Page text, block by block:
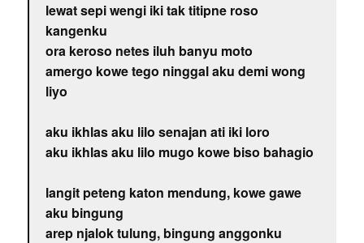
lewat sepi wengi iki tak titipne roso
kangenku
ora keroso netes iluh banyu moto
amergo kowe tego ninggal aku demi wong
liyo
aku ikhlas aku lilo senajan ati iki loro
aku ikhlas aku lilo mugo kowe biso bahagio
langit peteng katon mendung, kowe gawe
aku bingung
arep njalok tulung, bingung anggonku